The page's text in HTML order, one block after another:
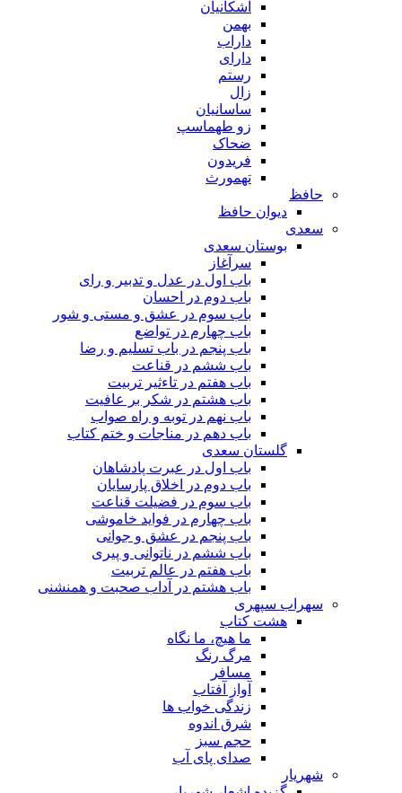
اشکانیان
بهمن
داراب
دارای
رستم
زال
ساسانیان
زو طهماسپ‏
ضحاک
فریدون
تهمورث
حافظ
دیوان حافظ
سعدی
بوستان سعدی
سرآغاز
باب اول در عدل و تدبیر و رای
باب دوم در احسان
باب سوم در عشق و مستی و شور
باب چهارم در تواضع
باب پنجم در باب تسلیم و رضا
باب ششم در قناعت
باب هفتم در تاءثیر تربیت
باب هشتم در شکر بر عافیت
باب نهم در توبه و راه صواب
باب دهم در مناجات و ختم کتاب
گلستان سعدی
باب اول در عبرت پادشاهان
باب دوم در اخلاق پارسایان
باب سوم در فضیلت قناعت
باب چهارم در فواید خاموشى
باب پنجم در عشق و جوانى
باب ششم در ناتوانى و پیرى
باب هفتم در عالم تربیت
باب هشتم در آداب صحبت و همنشنى
سهراب سپهری
هشت کتاب
ما هیچ، ما نگاه
مرگ رنگ
مسافر
آواز آفتاب
زندگی خواب ها
شرق اندوه
حجم سبز
صدای پای آب
شهریار